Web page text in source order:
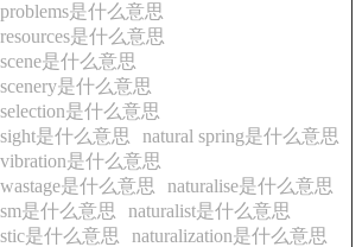
是什么意思
是什么意思
是什么意思
是什么意思
是什么意思
是什么意思
natural spring是什么意思
是什么意思
是什么意思
naturalise是什么意思
是什么意思
naturalist是什么意思
是什么意思
naturalization是什么意思